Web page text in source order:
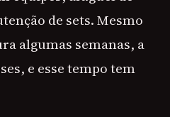
de sets. Mesmo
algumas semanas, a
e esse tempo tem